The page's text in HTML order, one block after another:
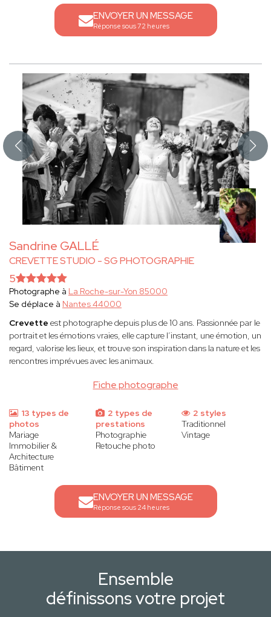
ENVOYER UN MESSAGE
Réponse sous 72 heures
Sandrine GALLÉ
CREVETTE STUDIO - SG PHOTOGRAPHIE
Fiche photographe
5
Photographe à La Roche-sur-Yon 85000
Se déplace à Nantes 44000
Crevette est photographe depuis plus de 10 ans. Passionnée par le
portrait et les émotions vraies, elle capture l’instant, une émotion, un
regard, valorise les lieux, et trouve son inspiration dans la nature et les
rencontres imprévues avec les animaux.
13 types de
photos
Mariage
Immobilier &
Architecture
Bâtiment
2 types de
prestations
Photographie
Retouche photo
2 styles
Traditionnel
Vintage
ENVOYER UN MESSAGE
Réponse sous 24 heures
Ensemble
définissons votre projet